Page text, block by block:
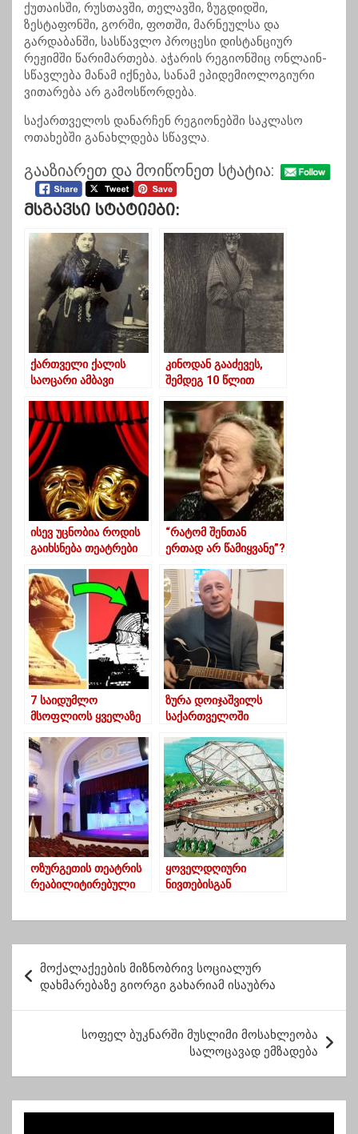
ქუთაისში, რუსთავში, თელავში, ზუგდიდში,
ზესტაფონში, გორში, ფოთში, მარნეულსა და
გარდაბანში, სასწავლო პროცესი დისტანციურ
რეჟიმში წარიმართება. აჭარის რეგიონშიც ონლაინ-
სწავლება მანამ იქნება, სანამ ეპიდემიოლოგიური
ვითარება არ გამოსწორდება.
საქართველოს დანარჩენ რეგიონებში საკლასო
ოთახებში განახლდება სწავლა.
გააზიარეთ და მოიწონეთ სტატია:
Მსგავსი Სტატიები:
ქართველი ქალის
საოცარი ამბავი
კინოდან გააძევეს,
შემდეგ 10 წლით
პირველი ქალი
რეჟისორი
საქართველოში
ისევ უცნობია როდის
გაიხსნება თეატრები
“რატომ შენთან
ერთად არ წამიყვანე”?
თაყაიშვილის
წერილები
გარდაცვლილ დედას
7 საიდუმლო
მსოფლიოს ყველაზე
ზურა დოიჯაშვილს
საქართველოში
თებერვალს
ჩამოასვენებენ
ოზურგეთის თეატრის
რეაბილიტირებული
ყოველდღიური
ნივთებისგან
ო
ს
ნ
მოქალაქეების მიზნობრივ სოციალურ
დახმარებაზე გიორგი გახარიამ ისაუბრა
სოფელ ბუკნარში მუსლიმი მოსახლეობა
სალოცავად ემზადება